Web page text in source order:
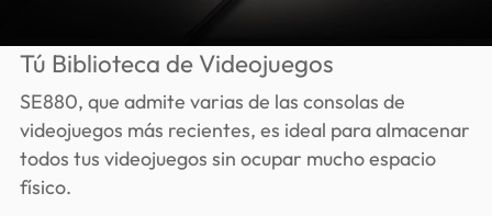
Tú Biblioteca de Videojuegos
SE880, que admite varias de las consolas de
videojuegos más recientes, es ideal para almacenar
todos tus videojuegos sin ocupar mucho espacio
físico.